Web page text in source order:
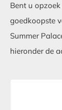
Bent u
goedkoopste
Summer
hieronder de